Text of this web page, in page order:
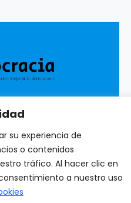
su experiencia de
o contenidos
tráfico. Al hacer clic en
a nuestro uso
de privacidad
los derechos reservados